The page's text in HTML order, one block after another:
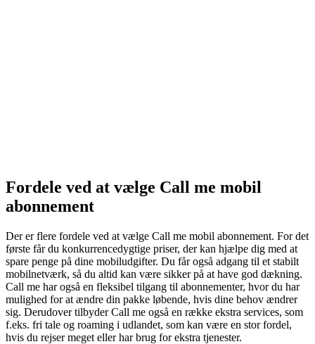
Fordele ved at vælge Call me mobil
abonnement
Der er flere fordele ved at vælge Call me mobil abonnement. For det
første får du konkurrencedygtige priser, der kan hjælpe dig med at
spare penge på dine mobiludgifter. Du får også adgang til et stabilt
mobilnetværk, så du altid kan være sikker på at have god dækning.
Call me har også en fleksibel tilgang til abonnementer, hvor du har
mulighed for at ændre din pakke løbende, hvis dine behov ændrer
sig. Derudover tilbyder Call me også en række ekstra services, som
f.eks. fri tale og roaming i udlandet, som kan være en stor fordel,
hvis du rejser meget eller har brug for ekstra tjenester.